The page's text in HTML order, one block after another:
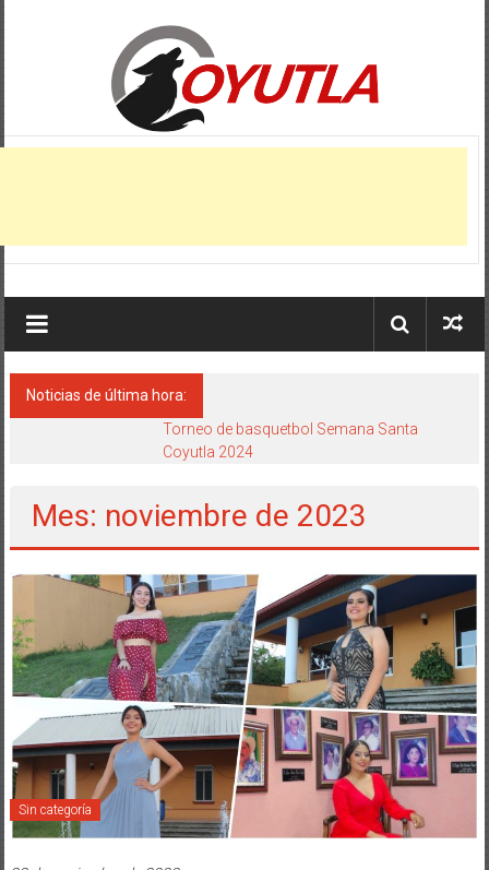
Coyutla,
de
estado
Veracruz
Noticias de última hora:
Torneo de basquetbol Semana Santa
Coyutla 2024
Mes: noviembre de 2023
Sin categoría